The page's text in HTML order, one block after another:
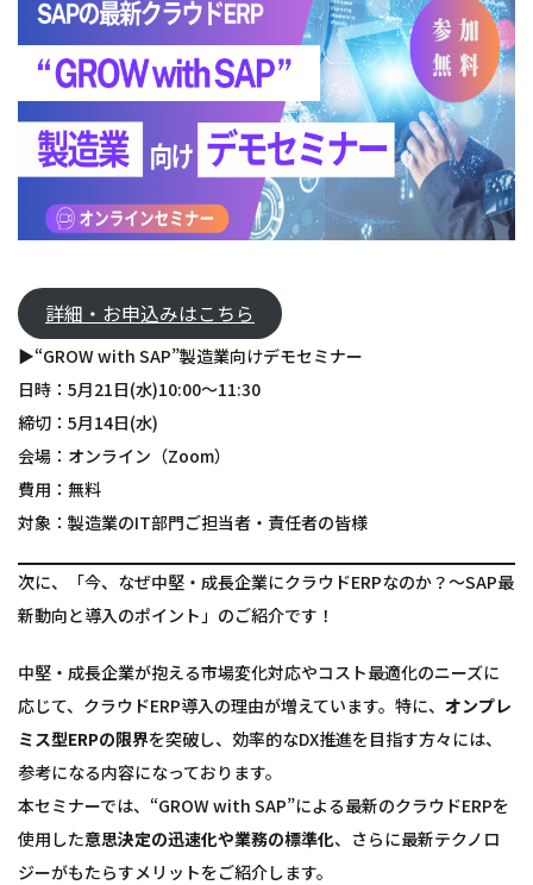
詳細・お申込みはこちら
▶“GROW with SAP”製造業向けデモセミナー
日時：5月21日(水)10:00～11:30
締切：5月14日(水)
会場：オンライン（Zoom）
費用：無料
対象：製造業のIT部門ご担当者・責任者の皆様
次に、「今、なぜ中堅・成長企業にクラウドERPなのか？～SAP最
新動向と導入のポイント」のご紹介です！
中堅・成長企業が抱える市場変化対応やコスト最適化のニーズに
応じて、クラウドERP導入の理由が増えています。特に、 オンプレ
ミス型ERPの限界を突破し、効率的なDX推進を目指す方々には、
参考になる内容になっております。
本セミナーでは、“GROW with SAP”による最新のクラウドERPを
使用した意思決定の迅速化や業務の標準化、さらに最新テクノロ
ジーがもたらすメリットをご紹介します。